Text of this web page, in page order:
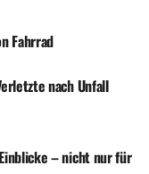
Fahrrad
nach Unfall
– nicht nur für